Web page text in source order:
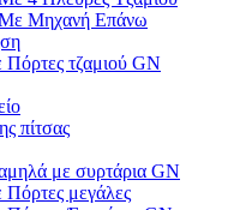
Με Μηχανή Επάνω
τζαμιού GN
πίτσας
με συρτάρια GN
μεγάλες